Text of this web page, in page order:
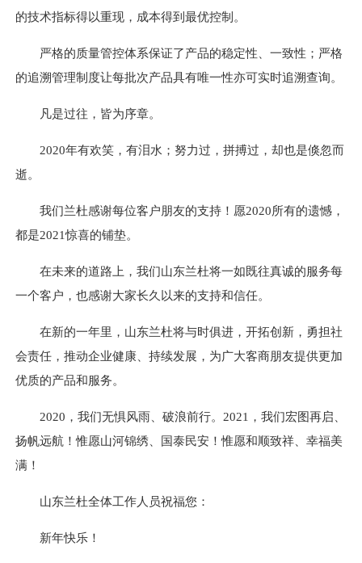
的技术指标得以重现，成本得到最优控制。
严格的质量管控体系保证了产品的稳定性、一致性；严格
的追溯管理制度让每批次产品具有唯一性亦可实时追溯查询。
凡是过往，皆为序章。
2020年有欢笑，有泪水；努力过，拼搏过，却也是倏忽而
逝。
我们兰杜感谢每位客户朋友的支持！愿2020所有的遗憾，
都是2021惊喜的铺垫。
在未来的道路上，我们山东兰杜将一如既往真诚的服务每
一个客户，也感谢大家长久以来的支持和信任。
在新的一年里，山东兰杜将与时俱进，开拓创新，勇担社
会责任，推动企业健康、持续发展，为广大客商朋友提供更加
优质的产品和服务。
2020，我们无惧风雨、破浪前行。2021，我们宏图再启、
扬帆远航！惟愿山河锦绣、国泰民安！惟愿和顺致祥、幸福美
满！
山东兰杜全体工作人员祝福您：
新年快乐！